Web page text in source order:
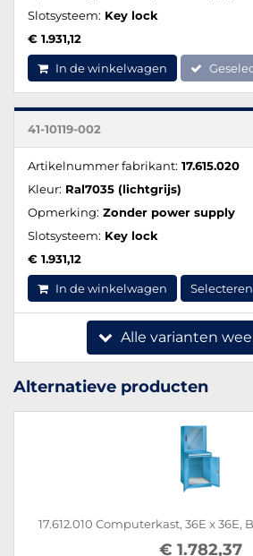
Slotsysteem: Key lock
€ 1.931,12
In de winkelwagen
41-10119-002
Artikelnummer fabrikant: 17.615.020
Kleur: Ral7035 (lichtgrijs)
Opmerking: Zonder power supply
Slotsysteem: Key lock
€ 1.931,12
In de winkelwagen Selecteren
Alle varianten
Alternatieve producten
17.612.010 Computerkast, 36E x 36E,
€ 1.782,37